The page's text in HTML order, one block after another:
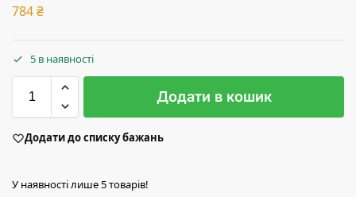
784₴
5 в наявності
Додати в кошик
Додати до списку бажань
У наявності лише 5 товарів!